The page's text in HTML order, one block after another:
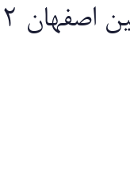
اصفهان 1402